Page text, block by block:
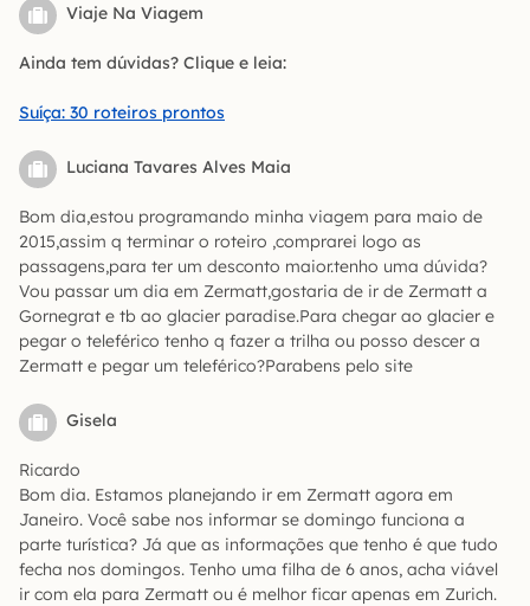
Viaje Na Viagem
Ainda tem dúvidas? Clique e leia:
Suíça: 30 roteiros prontos
Luciana Tavares Alves Maia
Bom dia,estou programando minha viagem para maio de
2015,assim q terminar o roteiro ,comprarei logo as
passagens,para ter um desconto maior.tenho uma dúvida?
Vou passar um dia em Zermatt,gostaria de ir de Zermatt a
Gornegrat e tb ao glacier paradise.Para chegar ao glacier e
pegar o teleférico tenho q fazer a trilha ou posso descer a
Zermatt e pegar um teleférico?Parabens pelo site
Gisela
Ricardo
Bom dia. Estamos planejando ir em Zermatt agora em
Janeiro. Você sabe nos informar se domingo funciona a
parte turística? Já que as informações que tenho é que tudo
fecha nos domingos. Tenho uma filha de 6 anos, acha viável
ir com ela para Zermatt ou é melhor ficar apenas em Zurich.